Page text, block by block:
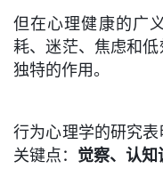
但在心理健康的广
耗、迷茫、焦虑和
独特的作用。
行为心理学的研究
关键点： 觉察、认知